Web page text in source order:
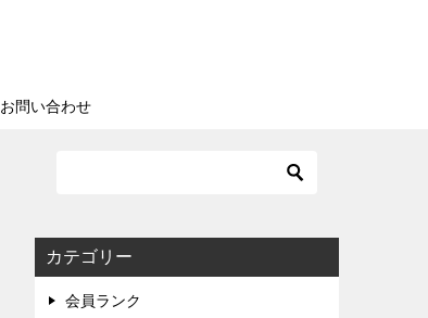
お問い合わせ
カテゴリー
会員ランク